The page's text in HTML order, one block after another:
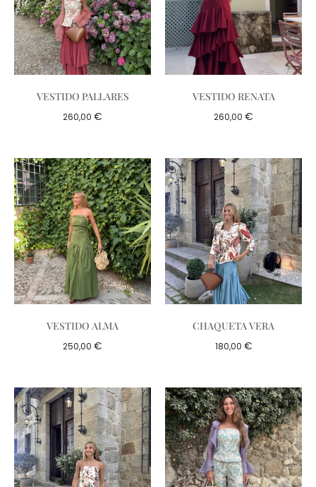
VESTIDO PALLARES
260,00 €
VESTIDO RENATA
260,00 €
VESTIDO ALMA
250,00 €
CHAQUETA VERA
180,00 €